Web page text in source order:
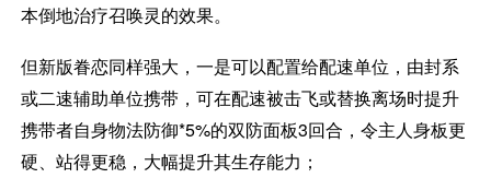
本倒地治疗召唤灵的效果。
但新版眷恋同样强大，一是可以配置给配速单位，由封系
或二速辅助单位携带，可在配速被击飞或替换离场时提升
携带者自身物法防御*5%的双防面板3回合，令主人身板更
硬、站得更稳，大幅提升其生存能力；